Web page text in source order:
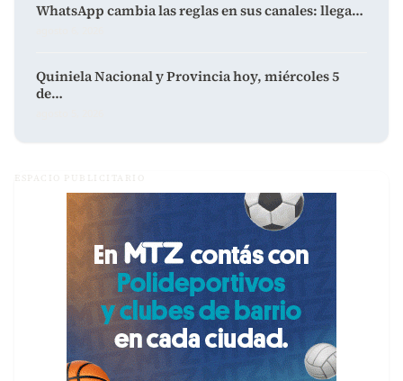
WhatsApp cambia las reglas en sus canales: llega…
Quiniela Nacional y Provincia hoy, miércoles 5
de…
ESPACIO PUBLICITARIO